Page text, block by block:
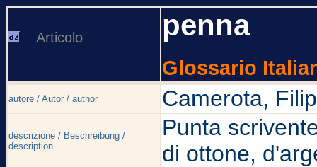
Articolo penna
Glossario
autore / Autor / author Camerota,
descrizione / Beschreibung /
description
Punta
di ottone,